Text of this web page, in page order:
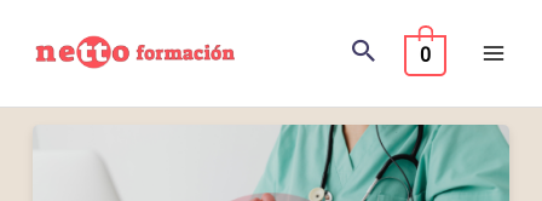
contenido
0